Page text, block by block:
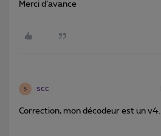
Merci d’avance
S scc
Correction, mon décodeur est un v4.